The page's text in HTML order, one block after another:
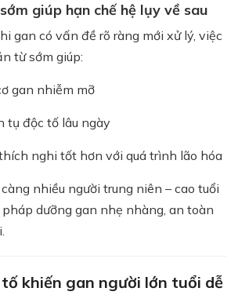
giúp hạn chế hệ lụy về sau
gan có vấn đề rõ ràng mới xử lý, việc
từ sớm giúp:
gan nhiễm mỡ
tụ độc tố lâu ngày
nghi tốt hơn với quá trình lão hóa
nhiều người trung niên – cao tuổi
dưỡng gan nhẹ nhàng, an toàn
khiến gan người lớn tuổi dễ